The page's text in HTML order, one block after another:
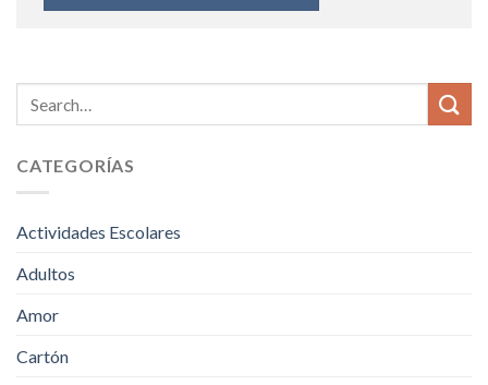
CATEGORÍAS
Actividades Escolares
Adultos
Amor
Cartón